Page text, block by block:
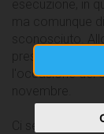
presentiamo è
l'occasione del
Ci sembra